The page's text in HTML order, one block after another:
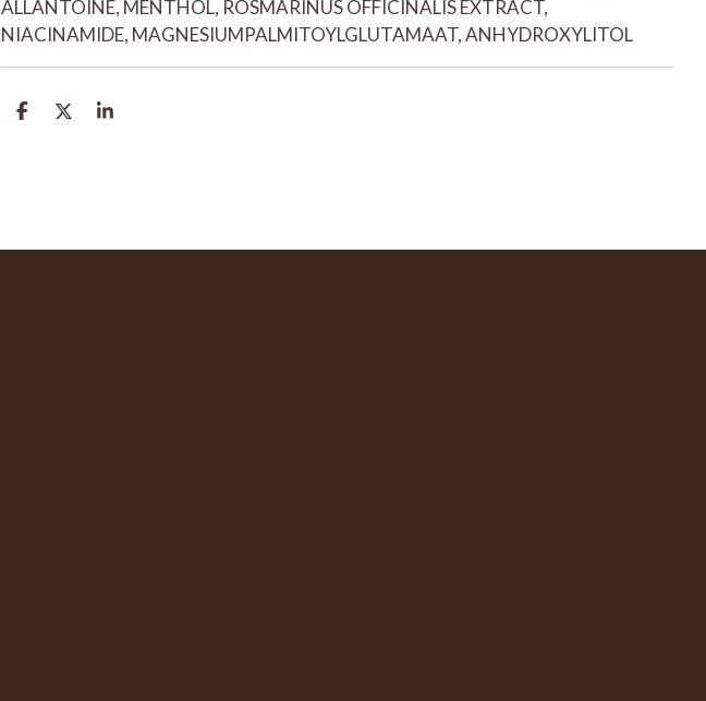
ALLANTOÏNE, MENTHOL, ROSMARINUS OFFICINALIS EXTRACT,
NIACINAMIDE, MAGNESIUMPALMITOYLGLUTAMAAT, ANHYDROXYLITOL
D
D
S